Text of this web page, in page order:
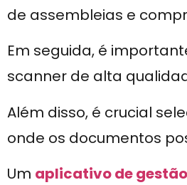
de assembleias e
Em seguida, é
scanner de alta
Além disso, é crucial
onde os documentos
Um aplicativo de gestão